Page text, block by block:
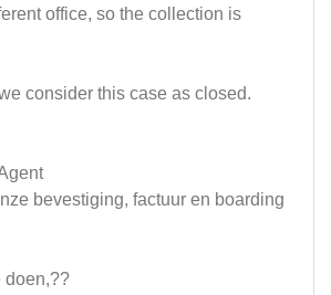
office, so the collection is
consider this case as closed.
bevestiging, factuur en boarding
doen,??